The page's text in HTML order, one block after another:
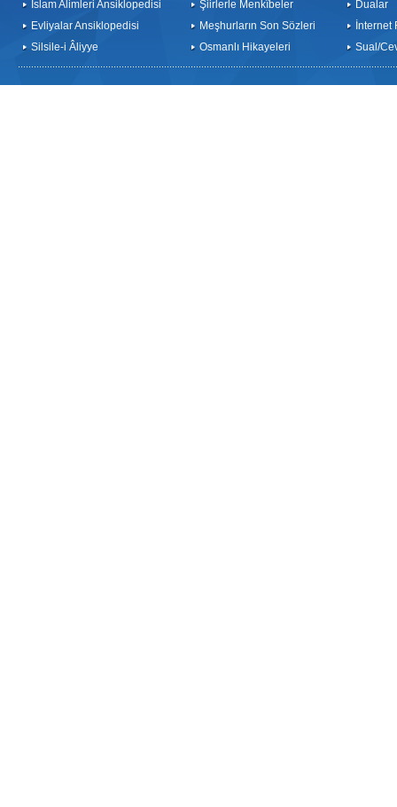
İslam Alimleri Ansiklopedisi
Evliyalar Ansiklopedisi
Silsile-i Âliyye
Şiirlerle Menkîbeler
Meşhurların Son Sözleri
Osmanlı Hikayeleri
Dualar
İnternet
Sual/